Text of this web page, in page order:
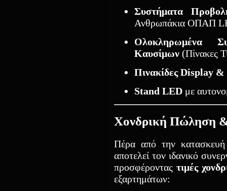
Συστήματα
Ανθρωπάκια ΟΠΑΠ
Ολοκληρωμένα
Καυσίμων (Πίνακες
Πινακίδες Display
Stand LED με
Χονδρική Πώληση
Πέρα από την
αποτελεί τον ιδανικό
προσφέροντας τιμές
εξαρτημάτων: